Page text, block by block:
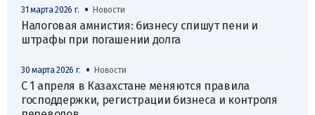
31 марта 2026 г. • Новости
Налоговая амнистия: бизнесу спишут пени и
штрафы при погашении долга
30 марта 2026 г. • Новости
С 1 апреля в Казахстане меняются правила
господдержки, регистрации бизнеса и контроля